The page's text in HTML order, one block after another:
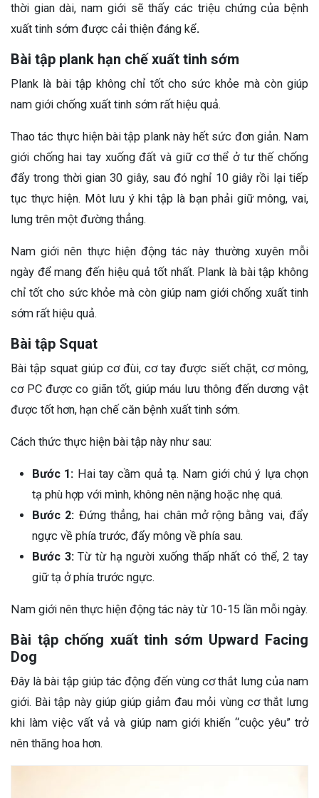
thời gian dài, nam giới sẽ thấy các triệu chứng của bệnh
xuất tinh sớm được cải thiện đáng kể.
Bài tập plank hạn chế xuất tinh sớm
Plank là bài tập không chỉ tốt cho sức khỏe mà còn giúp
nam giới chống xuất tinh sớm rất hiệu quả.
Thao tác thực hiện bài tập plank này hết sức đơn giản. Nam
giới chống hai tay xuống đất và giữ cơ thể ở tư thế chống
đẩy trong thời gian 30 giây, sau đó nghỉ 10 giây rồi lại tiếp
tục thực hiện. Môt lưu ý khi tập là bạn phải giữ mông, vai,
lưng trên một đường thẳng.
Nam giới nên thực hiện động tác này thường xuyên mỗi
ngày để mang đến hiệu quả tốt nhất. Plank là bài tập không
chỉ tốt cho sức khỏe mà còn giúp nam giới chống xuất tinh
sớm rất hiệu quả.
Bài tập Squat
Bài tập squat giúp cơ đùi, cơ tay được siết chặt, cơ mông,
cơ PC được co giãn tốt, giúp máu lưu thông đến dương vật
được tốt hơn, hạn chế căn bệnh xuất tinh sớm.
Cách thức thực hiện bài tập này như sau:
Bước 1: Hai tay cầm quả tạ. Nam giới chú ý lựa chọn
tạ phù hợp với mình, không nên nặng hoặc nhẹ quá.
Bước 2: Đứng thẳng, hai chân mở rộng bằng vai, đẩy
ngực về phía trước, đẩy mông về phía sau.
Bước 3:Từ từ hạ người xuống thấp nhất có thể, 2 tay
giữ tạ ở phía trước ngực.
Nam giới nên thực hiện động tác này từ 10-15 lần mỗi ngày.
Bài tập chống xuất tinh sớm Upward Facing
Dog
Đây là bài tập giúp tác động đến vùng cơ thắt lưng của nam
giới. Bài tập này giúp giúp giảm đau mỏi vùng cơ thắt lưng
khi làm việc vất vả và giúp nam giới khiến “cuộc yêu” trở
nên thăng hoa hơn.